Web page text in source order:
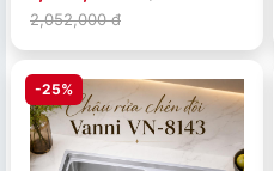
2,052,000 đ
-25%